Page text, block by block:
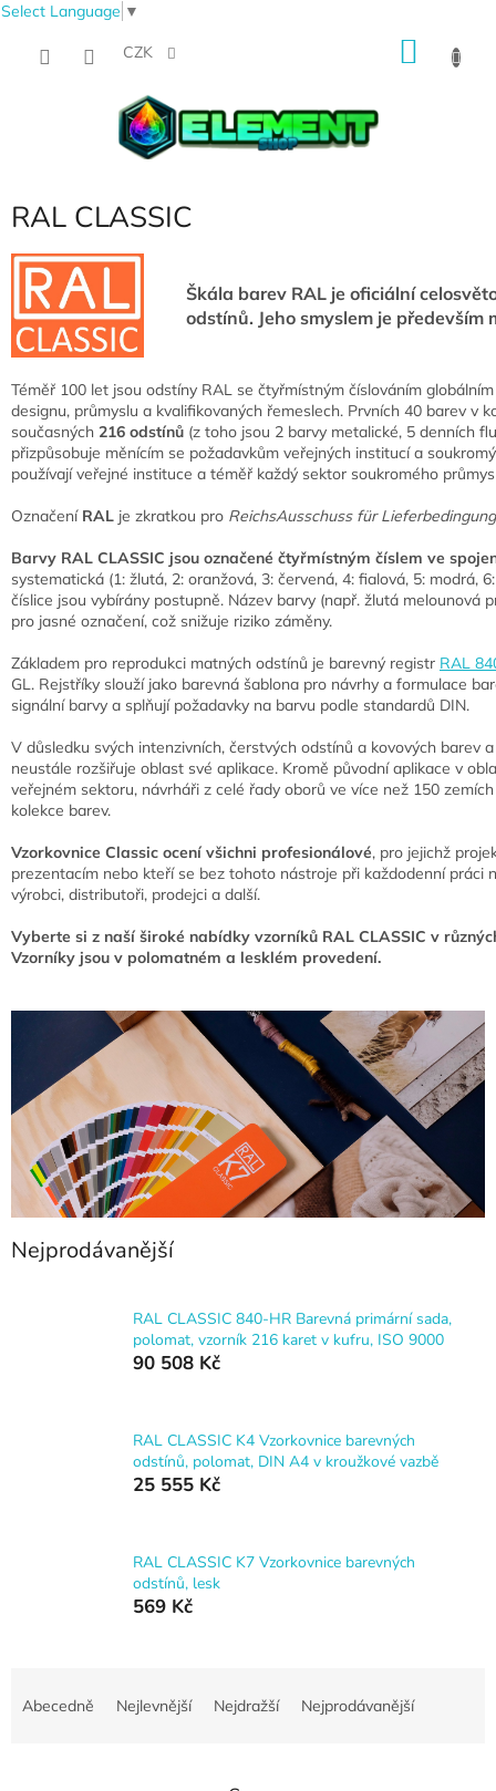
Select Language ▼
CZK
RAL CLASSIC
Škála barev RAL je oficiální
odstínů. Jeho smyslem je
Téměř 100 let jsou odstíny RAL se čtyřmístným číslováním
designu, průmyslu a kvalifikovaných řemeslech. Prvních 40 barev v
současných 216 odstínů (z toho jsou 2 barvy metalické, 5 denních
přizpůsobuje měnícím se požadavkům veřejných institucí a
používají veřejné instituce a téměř každý sektor soukromého
Označení RAL je zkratkou pro ReichsAusschuss für
Barvy RAL CLASSIC jsou označené čtyřmístným číslem ve
systematická (1: žlutá, 2: oranžová, 3: červená, 4: fialová, 5: modrá,
číslice jsou vybírány postupně. Název barvy (např. žlutá melounová
pro jasné označení, což snižuje riziko záměny.
Základem pro reprodukci matných odstínů je barevný registr RAL
GL. Rejstříky slouží jako barevná šablona pro návrhy a formulace
signální barvy a splňují požadavky na barvu podle standardů DIN.
V důsledku svých intenzivních, čerstvých odstínů a kovových barev
neustále rozšiřuje oblast své aplikace. Kromě původní aplikace v
veřejném sektoru, návrháři z celé řady oborů ve více než 150
kolekce barev.
Vzorkovnice Classic ocení všichni profesionálové, pro jejichž
prezentacím nebo kteří se bez tohoto nástroje při každodenní práci
výrobci, distributoři, prodejci a další.
Vyberte si z naší široké nabídky vzorníků RAL CLASSIC v
Vzorníky jsou v polomatném a lesklém provedení.
Nejprodávanější
RAL CLASSIC 840-HR Barevná primární sada,
polomat, vzorník 216 karet v kufru, ISO 9000
90 508 Kč
RAL CLASSIC K4 Vzorkovnice barevných
odstínů, polomat, DIN A4 v kroužkové vazbě
25 555 Kč
RAL CLASSIC K7 Vzorkovnice barevných
odstínů, lesk
569 Kč
Abecedně Nejlevnější Nejdražší Nejprodávanější